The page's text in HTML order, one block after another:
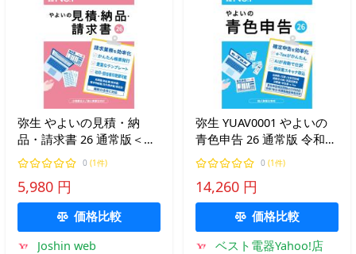
弥生 やよいの見積・納
品・請求書 26 通常版＜イ
ンボイス制度対応＞ ※パ
ッケージ(メディアレス)版
ヤヨイノミツモリノウヒン
セイ26-W 返品種別B
0 (1件)
5,980 円
価格比較
Joshin web
弥生 YUAV0001 やよいの
青色申告 26 通常版 令和7
年分確定申告対応
Windows対応
0 (1件)
14,260 円
価格比較
ベスト電器Yahoo!店